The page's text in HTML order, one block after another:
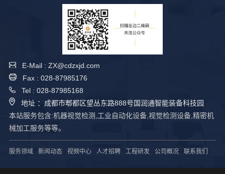
E-Mail : ZX@cdzxjd.com
Fax : 028-87985176
Tel : 028-87985168
地址 ：成都市郫都区望丛东路888号国润通智能装备科技园
本站服务包含:机器视觉检测,工业自动化设备,视觉检测设备,精密机
械加工服务等等。
服务领域 新闻动态 视频中心 人才招聘 工程研发 公司概况 联系我们